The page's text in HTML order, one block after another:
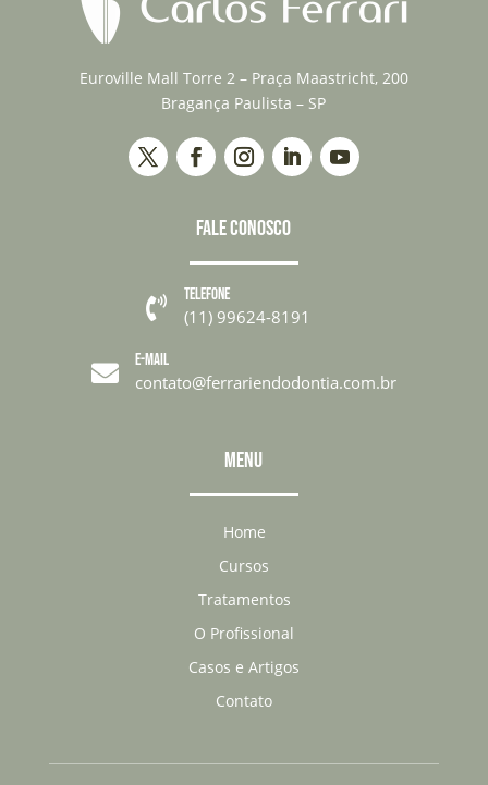
Euroville Mall Torre 2 – Praça Maastricht, 200
Bragança Paulista – SP
FALE CONOSCO
 TELEFONE
(11) 99624-8191
 E-MAIL
contato@ferrariendodontia.com.br
MENU
Home
Cursos
Tratamentos
O Profissional
Casos e Artigos
Contato